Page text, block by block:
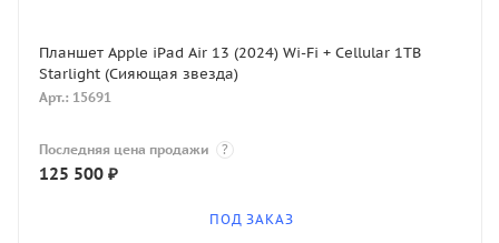
Планшет Apple iPad Air 13 (2024) Wi-Fi + Cellular 1TB
Starlight (Сияющая звезда)
Арт.: 15691
Последняя цена продажи ?
125 500 ₽
ПОД ЗАКАЗ